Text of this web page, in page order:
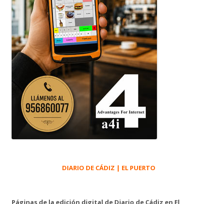
DIARIO DE CÁDIZ | EL PUERTO
Páginas de la edición digital de Diario de Cádiz en El